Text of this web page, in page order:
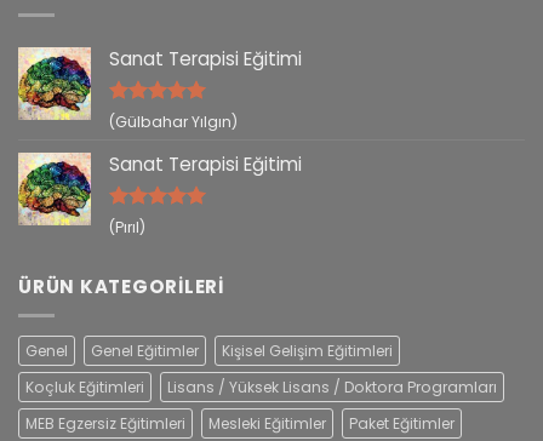
Sanat Terapisi Eğitimi
5 üzerinden
(Gülbahar Yılgın)
Sanat Terapisi Eğitimi
5 üzerinden
(Pırıl)
ÜRÜN KATEGORILERI
Genel Genel Eğitimler
Kişisel Gelişim Eğitimleri
Koçluk Eğitimleri
Lisans / Yüksek Lisans / Doktora Programları
MEB Egzersiz Eğitimleri
Mesleki Eğitimler Paket Eğitimler